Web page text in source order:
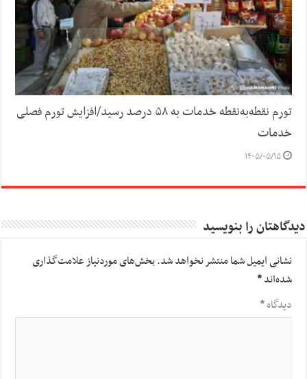
تورم نقطه‌به‌نقطه خدمات به ۵۸ درصد رسید/افزایش تورم فصلی
خدمات
۱۴۰۵/۰۵/۱۵
دیدگاهتان را بنویسید
نشانی ایمیل شما منتشر نخواهد شد.بخش‌های موردنیاز علامت‌گذاری
شده‌اند*
دیدگاه*